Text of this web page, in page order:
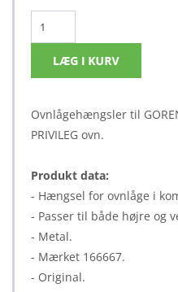
Ovnlågehængsler til
PRIVILEG ovn.
Produkt data:
- Hængsel for ovnlåge i
- Passer til både højre og
- Metal.
- Mærket 166667.
- Original.